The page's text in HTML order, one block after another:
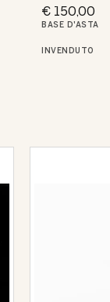
€ 150,00
BASE D'ASTA
INVENDUTO